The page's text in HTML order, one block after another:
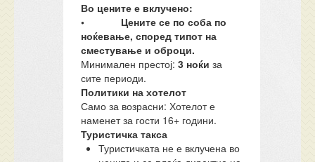
Во цените е вклучено:
• Цените се по соба по
ноќевање, според типот на
сместување и оброци.
Минимален престој:3 ноќи за
сите периоди.
Политики на хотелот
Само за возрасни: Хотелот е
наменет за гости 16+ години.
Туристичка такса
Туристичката не е вклучена во